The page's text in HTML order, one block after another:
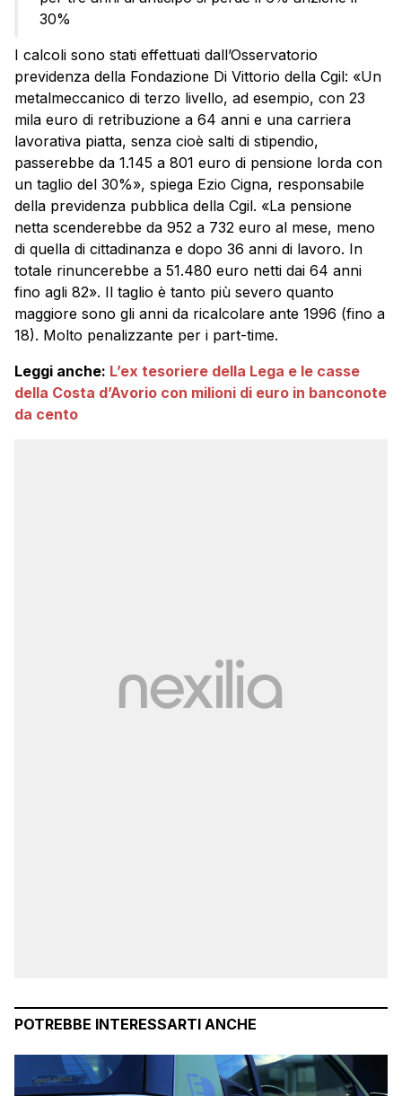
30%
I calcoli sono stati effettuati dall’Osservatorio
previdenza della Fondazione Di Vittorio della Cgil: «Un
metalmeccanico di terzo livello, ad esempio, con 23
mila euro di retribuzione a 64 anni e una carriera
lavorativa piatta, senza cioè salti di stipendio,
passerebbe da 1.145 a 801 euro di pensione lorda con
un taglio del 30%», spiega Ezio Cigna, responsabile
della previdenza pubblica della Cgil. «La pensione
netta scenderebbe da 952 a 732 euro al mese, meno
di quella di cittadinanza e dopo 36 anni di lavoro. In
totale rinuncerebbe a 51.480 euro netti dai 64 anni
fino agli 82». Il taglio è tanto più severo quanto
maggiore sono gli anni da ricalcolare ante 1996 (fino a
18). Molto penalizzante per i part-time.
Leggi anche: L’ex tesoriere della Lega e le casse
della Costa d’Avorio con milioni di euro in banconote
da cento
POTREBBE INTERESSARTI ANCHE